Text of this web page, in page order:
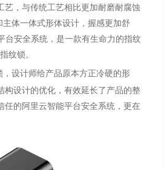
，与传统工艺相比更加耐磨耐腐蚀
体一体式形体设计，握感更加舒
安全系统，是一款有生命力的指纹
纹锁。
设计师给产品原本方正冷硬的形
设计的优化，有效延长了产品的整
的阿里云智能平台安全系统，更在